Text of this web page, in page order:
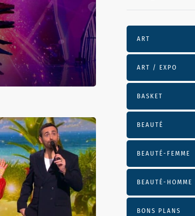
ART
ART / EXPO
BASKET
BEAUTÉ
BEAUTÉ-FEMME
BEAUTÉ-HOMME
BONS PLANS